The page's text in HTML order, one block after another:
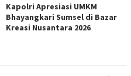
Kapolri Apresiasi UMKM
Bhayangkari Sumsel di Bazar
Kreasi Nusantara 2026